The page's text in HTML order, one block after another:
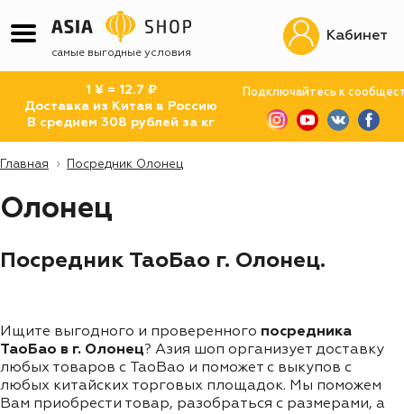
самые выгодные условия
1 ¥ = 12.7 ₽
Доставка из Китая в Россию
В среднем 308 рублей за кг
Подключайтесь к
Кабинет
Главная Посредник Олонец
Олонец
Посредник ТаоБао г. Олонец.
Ищите выгодного и проверенного посредника
ТаоБао в г. Олонец? Азия шоп организует доставку
любых товаров с TaoBao и поможет с выкупов с
любых китайских торговых площадок. Мы поможем
Вам приобрести товар, разобраться с размерами, а